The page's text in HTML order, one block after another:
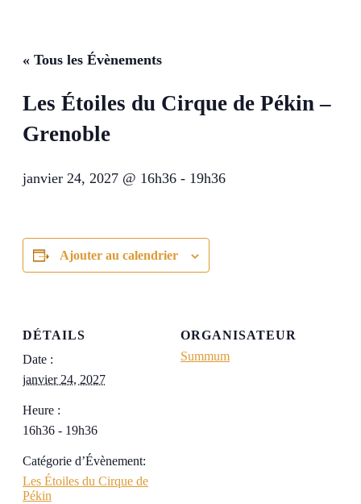
« Tous les Évènements
Les Étoiles du Cirque de Pékin –
Grenoble
janvier 24, 2027 @ 16h36 - 19h36
Ajouter au calendrier
DÉTAILS
Date :
janvier 24, 2027
Heure :
16h36 - 19h36
Catégorie d’Évènement:
Les Étoiles du Cirque de
Pékin
ORGANISATEUR
Summum